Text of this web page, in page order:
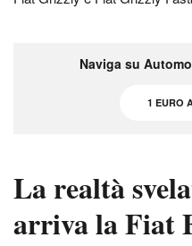
Naviga su
1 EURO
La realtà
arriva la Fiat